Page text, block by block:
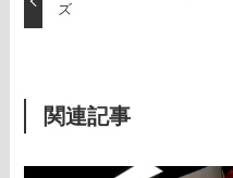
ズ
関連記事